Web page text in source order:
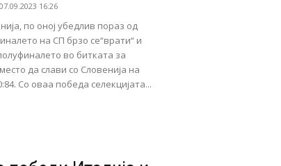
07.09.2023 16:26
по оној убедлив пораз од
на СП брзо се“врати“ и
во битката за
да слави со Словенија на
Со оваа победа селекцијата...